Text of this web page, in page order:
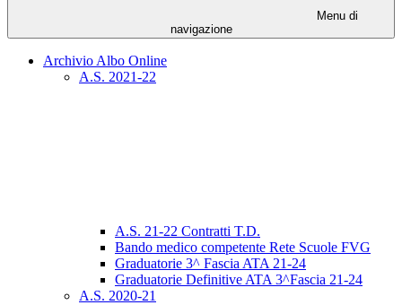
Menu di
navigazione
Archivio Albo Online
A.S. 2021-22
A.S. 21-22 Contratti T.D.
Bando medico competente Rete Scuole FVG
Graduatorie 3^ Fascia ATA 21-24
Graduatorie Definitive ATA 3^Fascia 21-24
A.S. 2020-21